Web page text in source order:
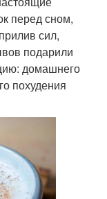
перед сном,
сил,
подарили
домашнего
похудения